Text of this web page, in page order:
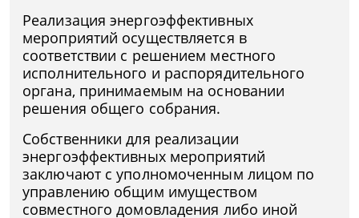
Реализация энергоэффективных
мероприятий осуществляется в
соответствии с решением местного
исполнительного и распорядительного
органа, принимаемым на основании
решения общего собрания.
Собственники для реализации
энергоэффективных мероприятий
заключают с уполномоченным лицом по
управлению общим имуществом
совместного домовладения либо иной